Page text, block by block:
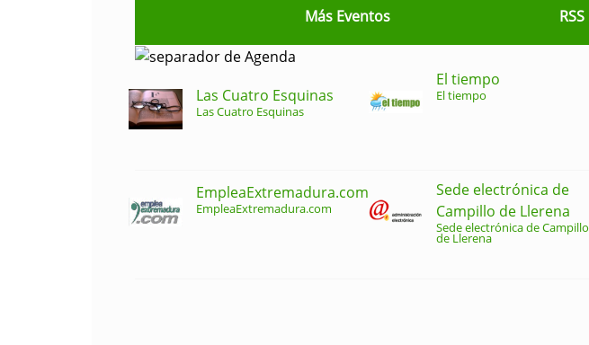
Más Eventos RSS
Las Cuatro Esquinas
Las Cuatro Esquinas
El tiempo
El tiempo
EmpleaExtremadura.com
EmpleaExtremadura.com
Sede electrónica de
Campillo de Llerena
Sede electrónica de Campillo
de Llerena